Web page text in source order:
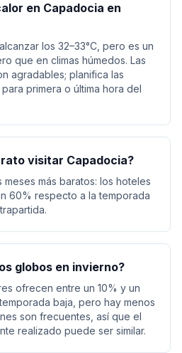
en Capadocia en
los 32–33°C, pero es un
que en climas húmedos. Las
agradables; planifica las
primera o última hora del
visitar Capadocia?
más baratos: los hoteles
60% respecto a la temporada
globos en invierno?
ofrecen entre un 10% y un
baja, pero hay menos
son frecuentes, así que el
realizado puede ser similar.